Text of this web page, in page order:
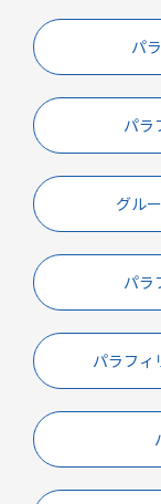
パ
パラ
グル
パラ
パラフィ